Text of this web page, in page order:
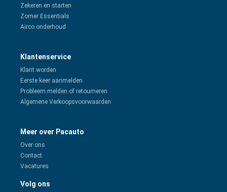
Zekeren en starten
Zomer Essentials
Airco onderhoud
Klantenservice
Klant worden
Eerste keer aanmelden
Probleem melden of retourneren
Algemene Verkoopsvoorwaarden
Meer over Pacauto
Over ons
Contact
Vacatures
Volg ons